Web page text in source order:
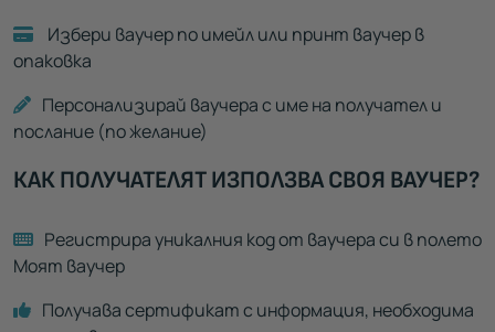
Избери ваучер по имейл или принт ваучер в
опаковка
Персонализирай ваучера с име на получател и
послание (по желание)
КАК ПОЛУЧАТЕЛЯТ ИЗПОЛЗВА СВОЯ ВАУЧЕР?
Регистрира уникалния код от ваучера си в полето
Моят ваучер
Получава сертификат с информация, необходима